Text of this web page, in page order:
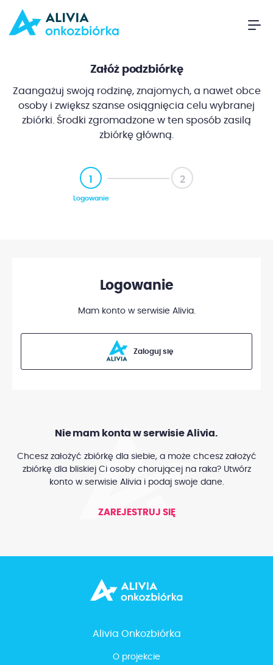
Załóż podzbiórkę
Zaangażuj swoją rodzinę, znajomych, a nawet obce
osoby i zwiększ szanse osiągnięcia celu wybranej
zbiórki. Środki zgromadzone w ten sposób zasilą
zbiórkę główną.
1
Logowanie
2
Logowanie
Mam konto w serwisie Alivia.
Zaloguj się
Nie mam konta w serwisie Alivia.
Chcesz założyć zbiórkę dla siebie, a może chcesz założyć
zbiórkę dla bliskiej Ci osoby chorującej na raka? Utwórz
konto w serwisie Alivia i podaj swoje dane.
ZAREJESTRUJ SIĘ
Alivia Onkozbiórka
O projekcie